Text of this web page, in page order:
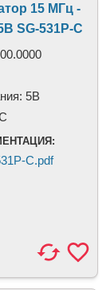
15 МГц -
SG-531P-C
5В
C.pdf